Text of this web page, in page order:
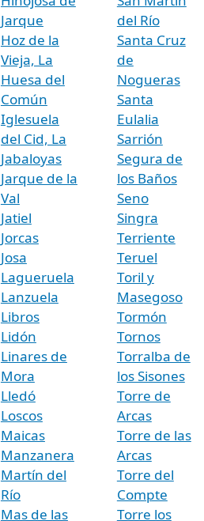
Jarque
Hoz de la
Vieja, La
Huesa del
Común
Iglesuela
del Cid, La
Jabaloyas
Jarque de la
Val
Jatiel
Jorcas
Josa
Lagueruela
Lanzuela
Libros
Lidón
Linares de
Mora
Lledó
Loscos
Maicas
Manzanera
Martín del
Río
Mas de las
del Río
Santa Cruz
de
Nogueras
Santa
Eulalia
Sarrión
Segura de
los Baños
Seno
Singra
Terriente
Teruel
Toril y
Masegoso
Tormón
Tornos
Torralba de
los Sisones
Torre de
Arcas
Torre de las
Arcas
Torre del
Compte
Torre los